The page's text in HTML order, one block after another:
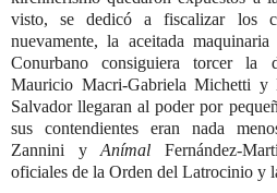
visto, se dedicó a fiscalizar los
nuevamente, la aceitada
Conurbano consiguiera torcer la
Mauricio Macri-Gabriela Michetti y
Salvador llegaran al poder por
sus contendientes eran nada
Zannini yAnímalFernández-
oficiales de la Orden del Latrocinio y